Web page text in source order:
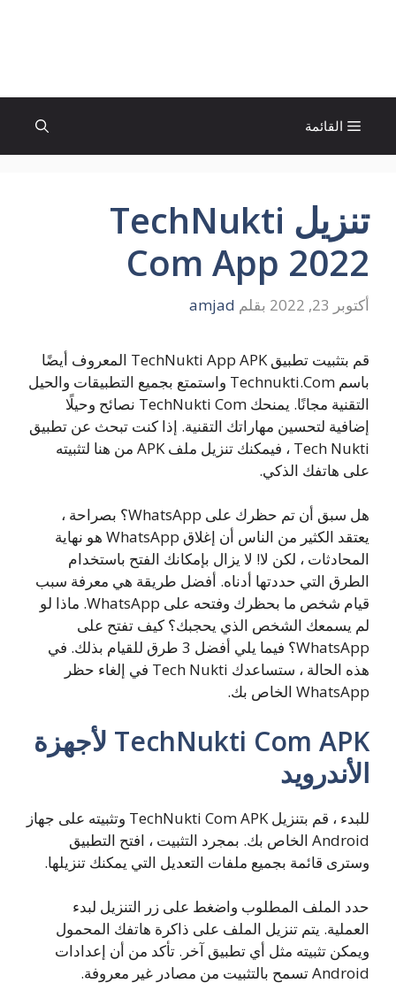
القائمة
تنزيل TechNukti
Com App 2022
أكتوبر 23, 2022 بقلم amjad
قم بتثبيت تطبيق TechNukti App APK المعروف أيضًا
باسم Technukti.Com واستمتع بجميع التطبيقات والحيل
التقنية مجانًا. يمنحك TechNukti Com نصائح وحيلًا
إضافية لتحسين مهاراتك التقنية. إذا كنت تبحث عن تطبيق
Tech Nukti ، فيمكنك تنزيل ملف APK من هنا لتثبيته
على هاتفك الذكي.
هل سبق أن تم حظرك على WhatsApp؟ بصراحة ،
يعتقد الكثير من الناس أن إغلاق WhatsApp هو نهاية
المحادثات ، لكن لا! لا يزال بإمكانك الفتح باستخدام
الطرق التي حددتها أدناه. أفضل طريقة هي معرفة سبب
قيام شخص ما بحظرك وفتحه على WhatsApp. ماذا لو
لم يسمعك الشخص الذي يحجبك؟ كيف تفتح على
WhatsApp؟ فيما يلي أفضل 3 طرق للقيام بذلك. في
هذه الحالة ، ستساعدك Tech Nukti في إلغاء حظر
WhatsApp الخاص بك.
TechNukti Com APK لأجهزة
الأندرويد
للبدء ، قم بتنزيل TechNukti Com APK وتثبيته على جهاز
Android الخاص بك. بمجرد التثبيت ، افتح التطبيق
وسترى قائمة بجميع ملفات التعديل التي يمكنك تنزيلها.
حدد الملف المطلوب واضغط على زر التنزيل لبدء
العملية. يتم تنزيل الملف على ذاكرة هاتفك المحمول
ويمكن تثبيته مثل أي تطبيق آخر. تأكد من أن إعدادات
Android تسمح بالتثبيت من مصادر غير معروفة.